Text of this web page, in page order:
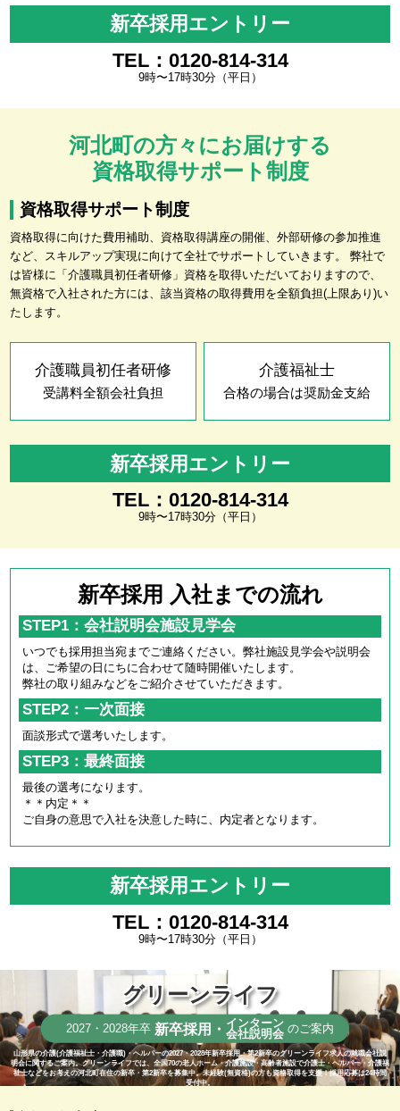
新卒採用エントリー
TEL：0120-814-314
9時〜17時30分（平日）
河北町の方々にお届けする
資格取得サポート制度
資格取得サポート制度
資格取得に向けた費用補助、資格取得講座の開催、外部研修の参加推進
など、スキルアップ実現に向けて全社でサポートしていきます。 弊社で
は皆様に「介護職員初任者研修」資格を取得いただいておりますので、
無資格で入社された方には、該当資格の取得費用を全額負担(上限あり)い
たします。
介護職員初任者研修
受講料全額会社負担
介護福祉士
合格の場合は奨励金支給
新卒採用エントリー
TEL：0120-814-314
9時〜17時30分（平日）
新卒採用 入社までの流れ
STEP1：会社説明会施設見学会
いつでも採用担当宛までご連絡ください。弊社施設見学会や説明会
は、ご希望の日にちに合わせて随時開催いたします。
弊社の取り組みなどをご紹介させていただきます。
STEP2：一次面接
面談形式で選考いたします。
STEP3：最終面接
最後の選考になります。
＊＊内定＊＊
ご自身の意思で入社を決意した時に、内定者となります。
新卒採用エントリー
TEL：0120-814-314
9時〜17時30分（平日）
グリーンライフ
2027・2028年卒 新卒採用・ インターン
会社説明会 のご案内
山形県の介護(介護福祉士・介護職)・ヘルパーの2027・2028年新卒採用・第2新卒のグリーンライフ求人の就職会社説
明会に関するご案内。グリーンライフでは、全国70の老人ホーム・介護施設・高齢者施設で介護士・ヘルパー・介護福
祉士などをお考えの河北町在住の新卒・第2新卒を募集中。未経験(無資格)の方も資格取得を支援！採用応募は24時間
受付中。